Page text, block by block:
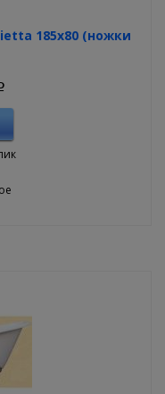
185х80 (ножки